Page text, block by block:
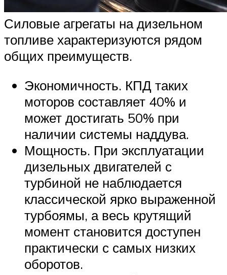
Силовые агрегаты на дизельном
топливе характеризуются рядом
общих преимуществ.
Экономичность. КПД таких
моторов составляет 40% и
может достигать 50% при
наличии системы наддува.
Мощность. При эксплуатации
дизельных двигателей с
турбиной не наблюдается
классической ярко выраженной
турбоямы, а весь крутящий
момент становится доступен
практически с самых низких
оборотов.